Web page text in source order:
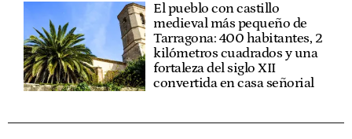
El pueblo con castillo
medieval más pequeño de
Tarragona: 400 habitantes, 2
kilómetros cuadrados y una
fortaleza del siglo XII
convertida en casa señorial